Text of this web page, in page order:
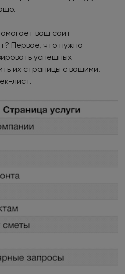
ваш сайт
Первое, что нужно
успешных
их страницы с вашими.
лист.